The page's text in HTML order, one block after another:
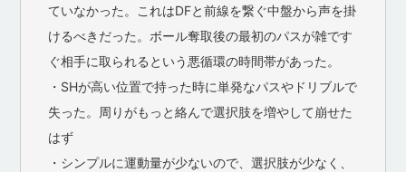
ていなかった。これはDFと前線を繋ぐ中盤から声を掛
けるべきだった。ボール奪取後の最初のパスが雑です
ぐ相手に取られるという悪循環の時間帯があった。
・SHが高い位置で持った時に単発なパスやドリブルで
失った。周りがもっと絡んで選択肢を増やして崩せた
はず
・シンプルに運動量が少ないので、選択肢が少なく、